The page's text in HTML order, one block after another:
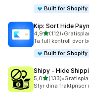
Built for Shopify
Kip: Sort Hide
4,9av 5 stjärnor
(112)
112 recensioner totalt
•
Ta full kontroll över
Built for Shopify
Shipy ‑ Hide
5,0av 5 stjärnor
(133)
133 recensioner
•
Styr dina fraktpriser